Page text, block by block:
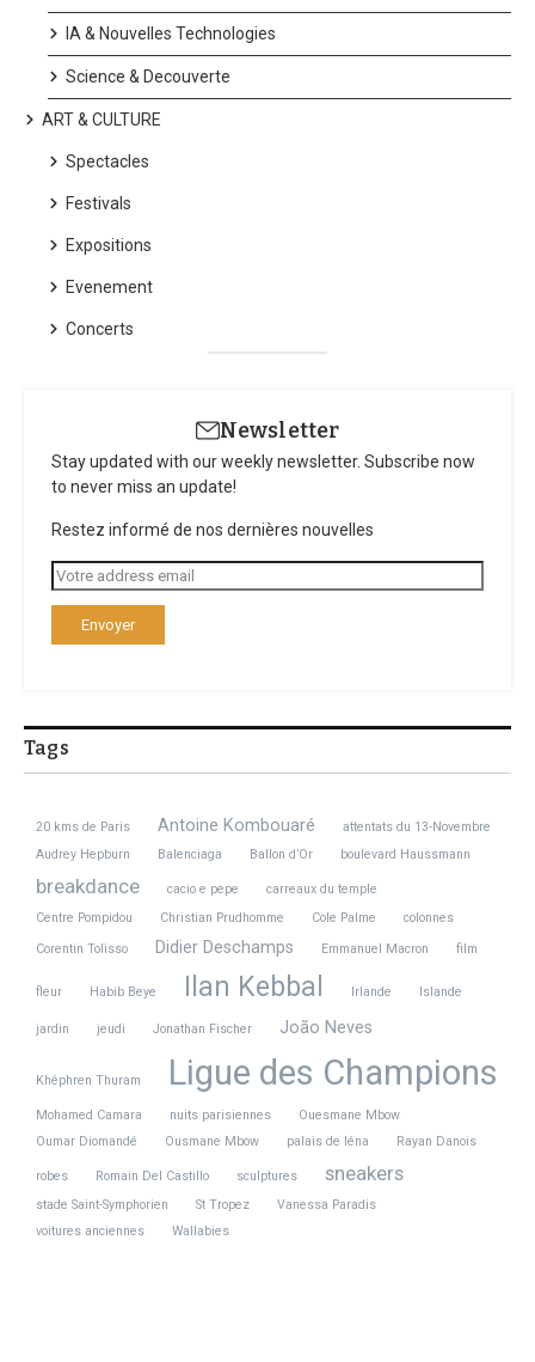
IA & Nouvelles Technologies
Science & Decouverte
ART & CULTURE
Spectacles
Festivals
Expositions
Evenement
Concerts
Newsletter
Stay updated with our weekly newsletter. Subscribe now
to never miss an update!
Restez informé de nos dernières nouvelles
Tags
20 kms de Paris Antoine Kombouaré
attentats du 13-Novembre
Audrey Hepburn
Balenciaga Ballon d’Or boulevard Haussmann
breakdance cacio e pepe
carreaux du temple
Centre Pompidou
Christian Prudhomme Cole Palme
colonnes
Corentin Tolisso
Didier Deschamps Emmanuel Macron film
fleur Habib Beye Ilan Kebbal Irlande Islande
jardin jeudi Jonathan Fischer João Neves
Khéphren Thuram Ligue des Champions
Mohamed Camara nuits parisiennes
Ouesmane Mbow
Oumar Diomandé
Ousmane Mbow palais de Iéna Rayan Danois
robes Romain Del Castillo sculptures sneakers
stade Saint-Symphorien St Tropez
Vanessa Paradis
voitures anciennes
Wallabies